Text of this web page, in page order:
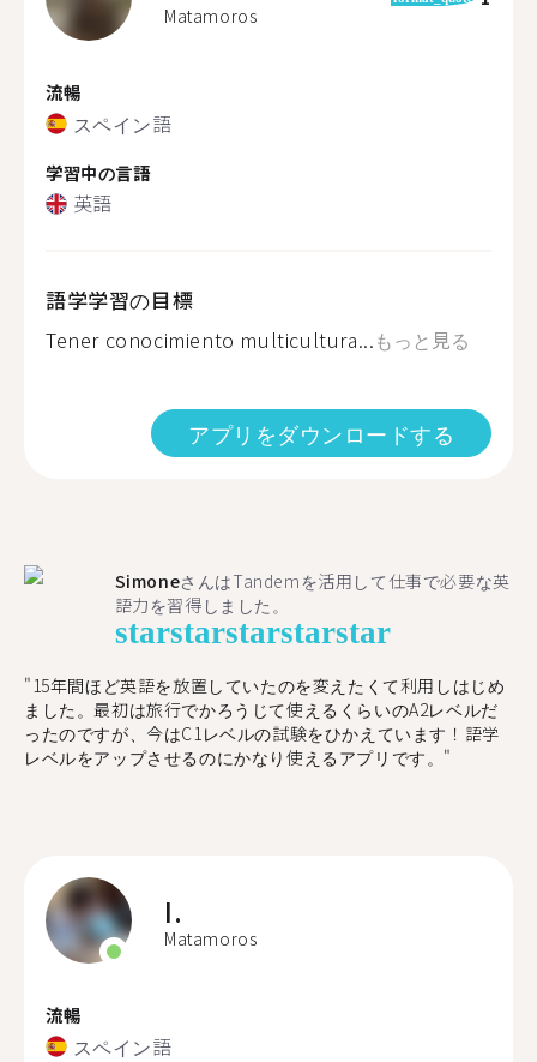
Matamoros
流暢
スペイン語
学習中の言語
英語
語学学習の目標
Tener conocimiento multicultura...もっと見る
アプリをダウンロードする
SimoneさんはTandemを活用して仕事で必要な英
語力を習得しました。
starstarstarstarstar
"15年間ほど英語を放置していたのを変えたくて利用しはじめ
ました。最初は旅行でかろうじて使えるくらいのA2レベルだ
ったのですが、今はC1レベルの試験をひかえています！語学
レベルをアップさせるのにかなり使えるアプリです。"
I.
Matamoros
流暢
スペイン語